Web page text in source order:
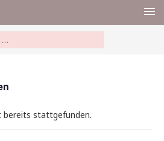
bereits stattgefunden.